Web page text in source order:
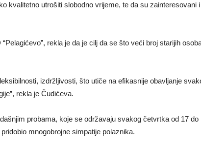
kvalitetno utrošiti slobodno vrijeme, te da su zainteresovani
rekla je da je cilj da se što veći broj starijih
izdržljivosti, što utiče na efikasnije obavljanje
rekla je Čudićeva.
probama, koje se održavaju svakog četvrtka od 17 do
mnogobrojne simpatije polaznika.